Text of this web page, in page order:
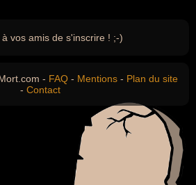
à vos amis de s'inscrire ! ;-)
- FAQ - Mentions - Plan du site
- Contact